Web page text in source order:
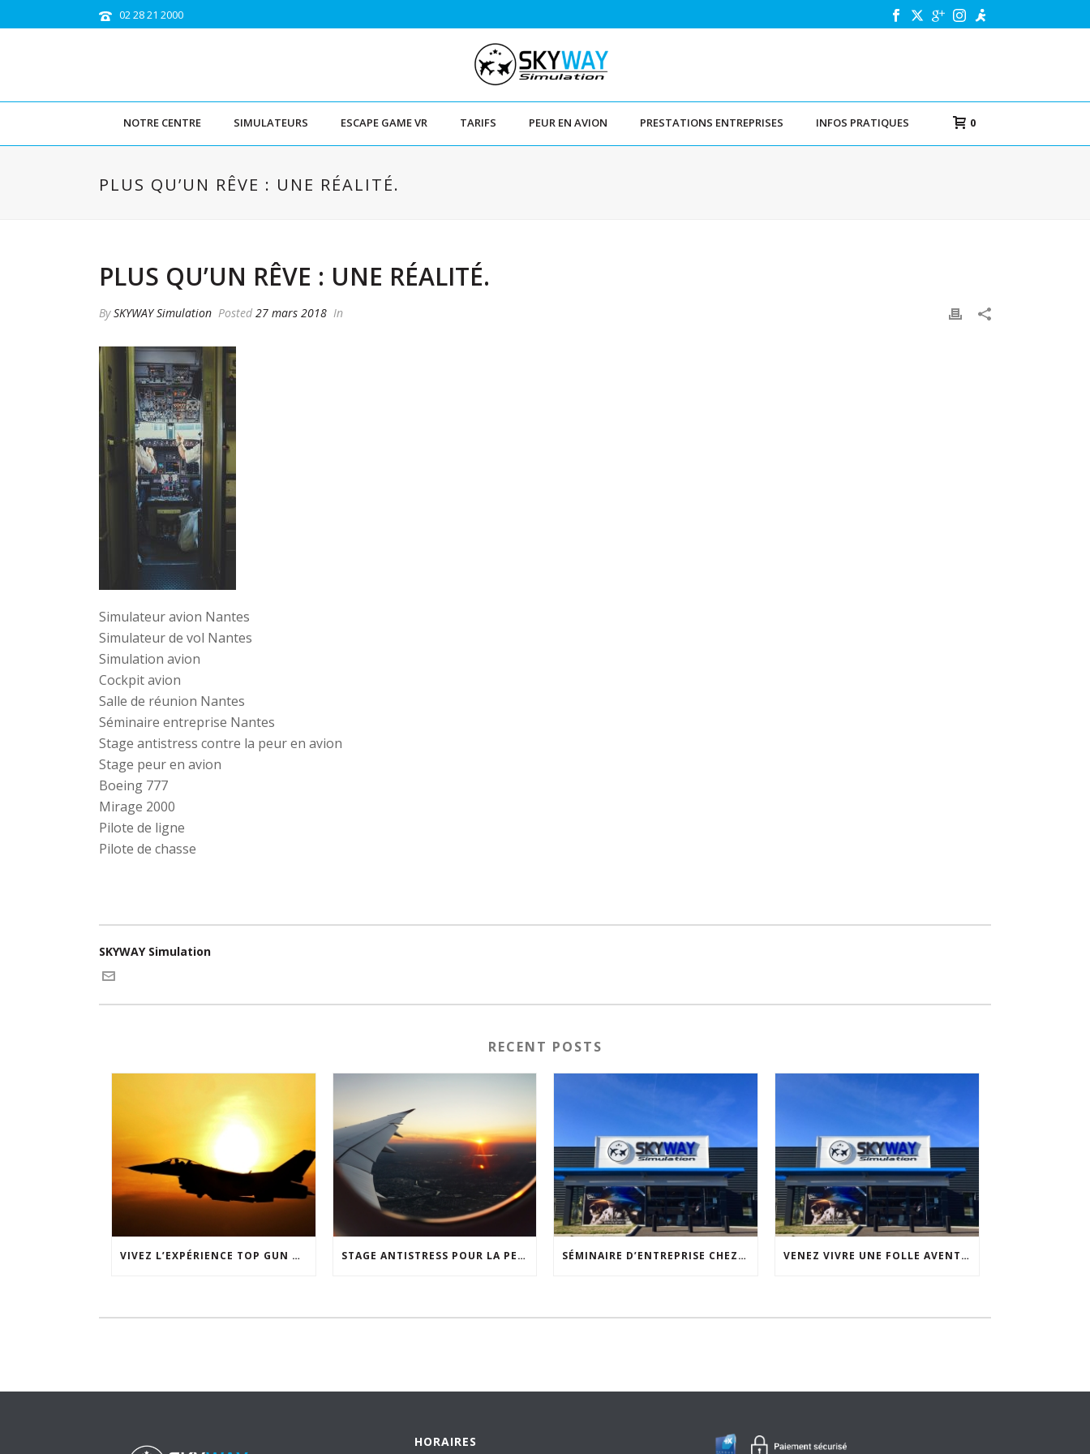
02 28 21 2000
NOTRE CENTRE SIMULATEURS ESCAPE GAME VR TARIFS PEUR EN AVION PRESTATIONS ENTREPRISES INFOS PRATIQUES 0
PLUS QU’UN RÊVE : UNE RÉALITÉ.
PLUS QU’UN RÊVE : UNE RÉALITÉ.
BySKYWAY Simulation Posted 27 mars 2018 In
Simulateur avion Nantes
Simulateur de vol Nantes
Simulation avion
Cockpit avion
Salle de réunion Nantes
Séminaire entreprise Nantes
Stage antistress contre la peur en avion
Stage peur en avion
Boeing 777
Mirage 2000
Pilote de ligne
Pilote de chasse
SKYWAY Simulation
RECENT POSTS
VIVEZ L’EXPÉRIENCE TOP GUN CHEZ SKYWAY SIMULATION STAGE ANTISTRESS POUR LA PEUR EN AVION : VOYAGEZ SEREINEMENT SÉMINAIRE D’ENTREPRISE CHEZ SKYWAY SIMULATION VENEZ VIVRE UNE FOLLE AVENTURE CHEZ SKYWAY SIMULATION.
HORAIRES